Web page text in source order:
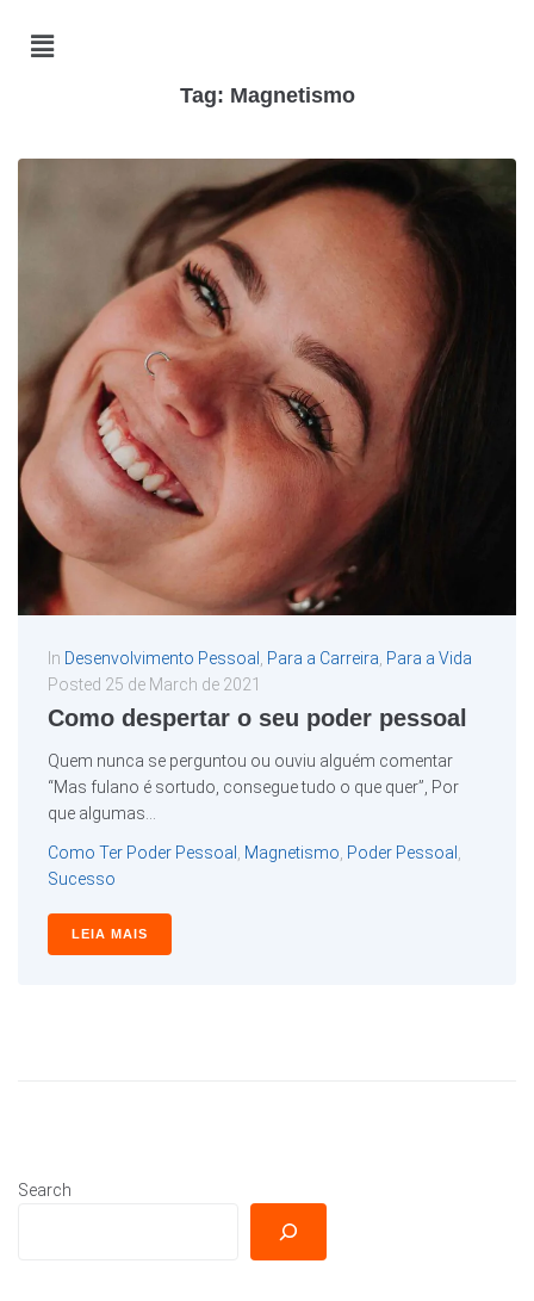
Tag: Magnetismo
In Desenvolvimento Pessoal Para a Carreira Para a Vida
Posted 25 de March de 2021
Como despertar o seu poder pessoal
Quem nunca se perguntou ou ouviu alguém comentar
“Mas fulano é sortudo, consegue tudo o que quer”, Por
que algumas...
Como Ter Poder Pessoal Magnetismo Poder Pessoal
Sucesso
LEIA MAIS
Search